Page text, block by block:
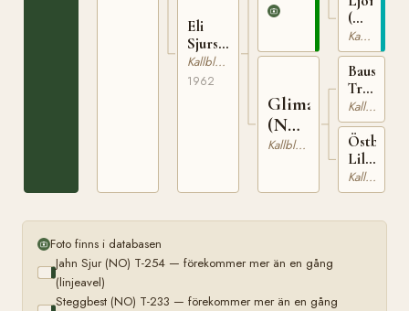
Eli
Sjursdotter
(NO)Kallblodig Travare
1962
T-254
Glima
(NO)
T- Kallblodig Travare
(NO)
N
22578
Kallblodig Travare
Baus
Tryggsön
(NO)
T-
207
Kallblodig Travare
Östby
Lilli
(NO)
T-
Kallblodig Travare
Foto finns i databasen
Jahn Sjur (NO) T-254 — förekommer mer än en gång
(linjeavel)
Steggbest (NO) T-233 — förekommer mer än en gång